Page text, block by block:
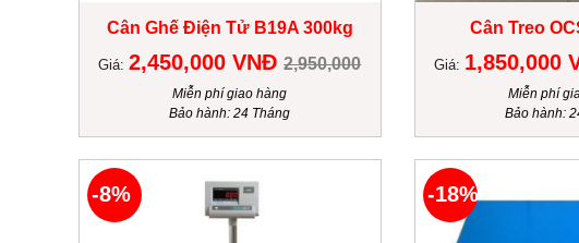
Cân Ghế Điện Tử B19A 300kg
Giá:2,450,000 VNĐ2,950,000
Miễn phí giao hàng
Bảo hành: 24 Tháng
Cân Treo
Giá: 1,850,000
Miễn phí
Bảo hành:
-8% -18%